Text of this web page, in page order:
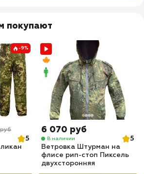
покупают
-9%
5
6 070 руб
В наличии
5
Ветровка Штурман на
флисе рип-стоп Пиксель
двухсторонняя